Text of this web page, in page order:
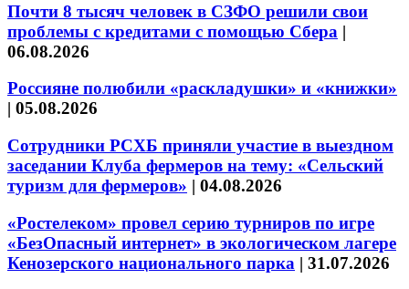
Почти 8 тысяч человек в СЗФО решили свои
проблемы с кредитами с помощью Сбера |
06.08.2026
Россияне полюбили «раскладушки» и «книжки»
| 05.08.2026
Сотрудники РСХБ приняли участие в выездном
заседании Клуба фермеров на тему: «Сельский
туризм для фермеров» | 04.08.2026
«Ростелеком» провел серию турниров по игре
«БезОпасный интернет» в экологическом лагере
Кенозерского национального парка | 31.07.2026